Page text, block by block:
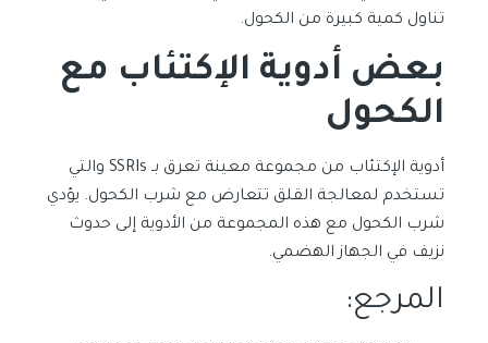
تناول كمية كبيرة من الكحول.
بعض أدوية الإكتئاب مع
الكحول
أدوية الإكتئاب من مجموعة معينة تعرق بـ SSRIs والتي
تستخدم لمعالجة القلق تتعارض مع شرب الكحول. يؤدي
شرب الكحول مع هذه المجموعة من الأدوية إلى حدوث
نزيف في الجهاز الهضمي.
المرجع: